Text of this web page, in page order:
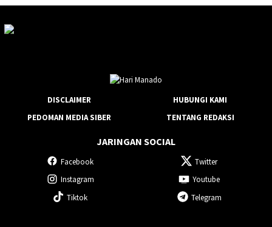
DISCLAIMER
HUBUNGI KAMI
PEDOMAN MEDIA SIBER
TENTANG REDAKSI
JARINGAN SOCIAL
Facebook
Twitter
Instagram
Youtube
Tiktok
Telegram